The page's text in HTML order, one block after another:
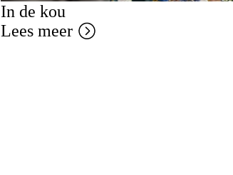
In de kou
Lees meer